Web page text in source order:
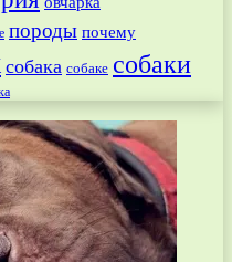
породы почему
собака собаке собаки